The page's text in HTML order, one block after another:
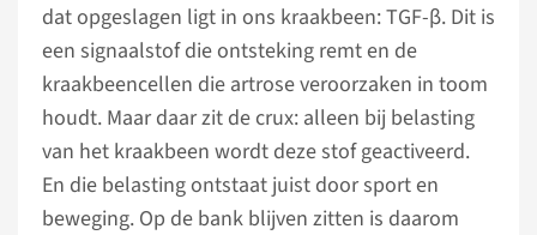
dat opgeslagen ligt in ons kraakbeen: TGF-β. Dit is
een signaalstof die ontsteking remt en de
kraakbeencellen die artrose veroorzaken in toom
houdt. Maar daar zit de crux: alleen bij belasting
van het kraakbeen wordt deze stof geactiveerd.
En die belasting ontstaat juist door sport en
beweging. Op de bank blijven zitten is daarom